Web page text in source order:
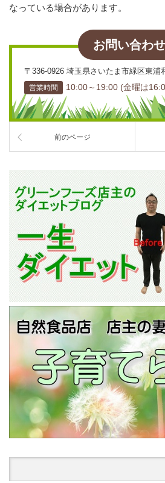
なっている場合があります。
お問い合わ
〒336-0926 埼玉県さいたま市緑区東浦
営業時間
10:00～19:00 (金曜は
前のページ